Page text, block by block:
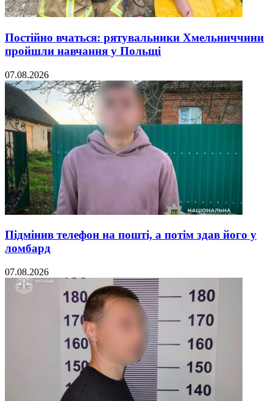
Постійно вчаться: рятувальники Хмельниччини
пройшли навчання у Польщі
07.08.2026
Підмінив телефон на пошті, а потім здав його у
ломбард
07.08.2026